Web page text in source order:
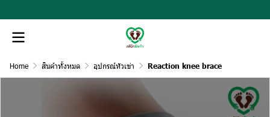
Home สินค้าทั้งหมด อุปกรณ์หัวเข่า Reaction knee brace